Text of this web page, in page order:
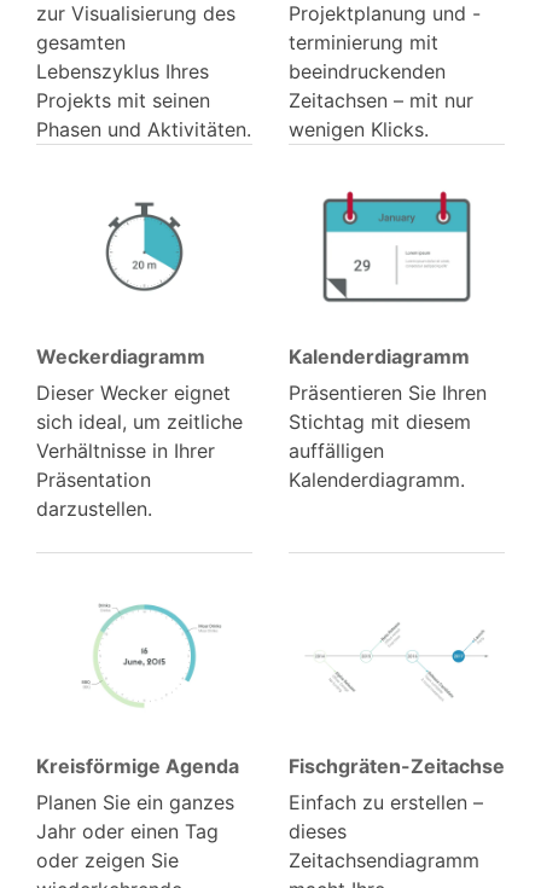
zur Visualisierung des
gesamten
Lebenszyklus Ihres
Projekts mit seinen
Phasen und Aktivitäten.
Projektplanung und -
terminierung mit
beeindruckenden
Zeitachsen – mit nur
wenigen Klicks.
Wecker­diagramm
Dieser Wecker eignet
sich ideal, um zeitliche
Verhältnisse in Ihrer
Präsentation
darzustellen.
Kalender­diagramm
Präsentieren Sie Ihren
Stichtag mit diesem
auffälligen
Kalenderdiagramm.
Kreisförmige Agenda
Planen Sie ein ganzes
Jahr oder einen Tag
oder zeigen Sie
Fischgräten-Zeitachse
Einfach zu erstellen –
dieses
Zeitachsendiagramm